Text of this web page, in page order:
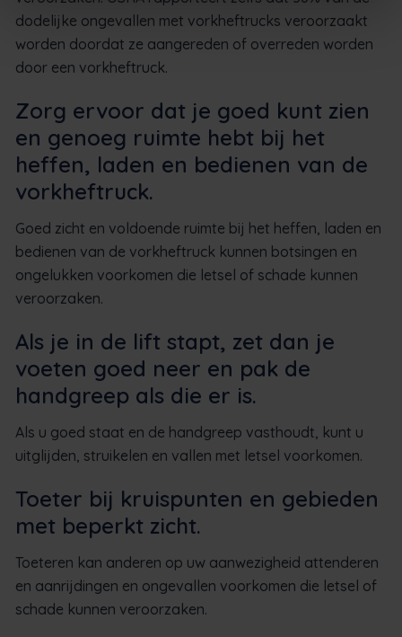
dodelijke ongevallen met vorkheftrucks veroorzaakt
worden doordat ze aangereden of overreden worden
door een vorkheftruck.
Zorg ervoor dat je goed kunt zien
en genoeg ruimte hebt bij het
heffen, laden en bedienen van de
vorkheftruck.
Goed zicht en voldoende ruimte bij het heffen, laden en
bedienen van de vorkheftruck kunnen botsingen en
ongelukken voorkomen die letsel of schade kunnen
veroorzaken.
Als je in de lift stapt, zet dan je
voeten goed neer en pak de
handgreep als die er is.
Als u goed staat en de handgreep vasthoudt, kunt u
uitglijden, struikelen en vallen met letsel voorkomen.
Toeter bij kruispunten en gebieden
met beperkt zicht.
Toeteren kan anderen op uw aanwezigheid attenderen
en aanrijdingen en ongevallen voorkomen die letsel of
schade kunnen veroorzaken.